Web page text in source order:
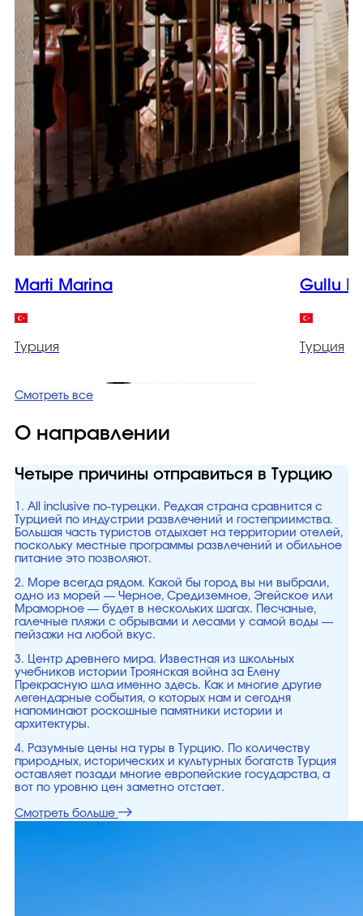
Marti Marina
Турция
Gullu
Турция
Смотреть все
О направлении
Четыре причины отправиться в Турцию
1. All inclusive по-турецки. Редкая страна сравнится с
Турцией по индустрии развлечений и гостеприимства.
Большая часть туристов отдыхает на территории отелей,
поскольку местные программы развлечений и обильное
питание это позволяют.
2. Море всегда рядом. Какой бы город вы ни выбрали,
одно из морей — Черное, Средиземное, Эгейское или
Мраморное — будет в нескольких шагах. Песчаные,
галечные пляжи с обрывами и лесами у самой воды —
пейзажи на любой вкус.
3. Центр древнего мира. Известная из школьных
учебников истории Троянская война за Елену
Прекрасную шла именно здесь. Как и многие другие
легендарные события, о которых нам и сегодня
напоминают роскошные памятники истории и
архитектуры.
4. Разумные цены на туры в Турцию. По количеству
природных, исторических и культурных богатств Турция
оставляет позади многие европейские государства, а
вот по уровню цен заметно отстает.
Смотреть больше